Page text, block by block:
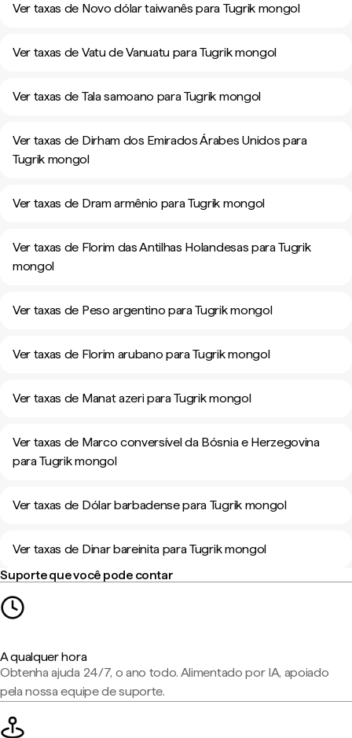
Ver taxas de Novo dólar taiwanês para Tugrik mongol
Ver taxas de Vatu de Vanuatu para Tugrik mongol
Ver taxas de Tala samoano para Tugrik mongol
Ver taxas de Dirham dos Emirados Árabes Unidos para
Tugrik mongol
Ver taxas de Dram armênio para Tugrik mongol
Ver taxas de Florim das Antilhas Holandesas para Tugrik
mongol
Ver taxas de Peso argentino para Tugrik mongol
Ver taxas de Florim arubano para Tugrik mongol
Ver taxas de Manat azeri para Tugrik mongol
Ver taxas de Marco conversível da Bósnia e Herzegovina
para Tugrik mongol
Ver taxas de Dólar barbadense para Tugrik mongol
Ver taxas de Dinar bareinita para Tugrik mongol
Suporte que você pode contar
A qualquer hora
Obtenha ajuda 24/7, o ano todo. Alimentado por IA, apoiado
pela nossa equipe de suporte.